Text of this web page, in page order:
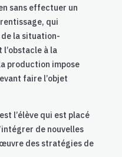
sans effectuer un
qui
la situation-
l’obstacle à la
production impose
faire l’objet
l’élève qui est placé
de nouvelles
des stratégies de